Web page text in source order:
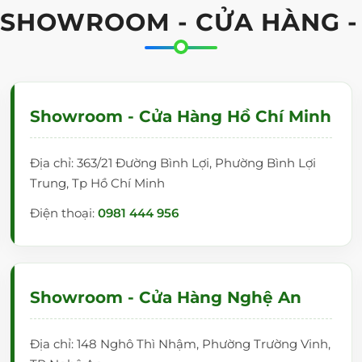
TƯỜNG CỬA KÍNH LÙA TẠI BANGTOT.VN?
sách vô cùng ưu đãi:
qua các khâu trước khi xuất hàng.
TP.HCM nên rất thuận cho khách hàng khi mua hàng
thời gian chờ đợi.
ra bất cứ lỗi kỹ thuật nào từ phía nhà sản xuất.
bảng ghim tài liệu, bảng thông báo, bảng flipchart hội
- CỬA HÀNG
Showroom - Cửa Hàng Hồ Chí Minh
Địa chỉ: 363/21 Đường Bình Lợi, Phường Bình Lợi
Trung, Tp Hồ Chí Minh
Điện thoại: 0981 444 956
Showroom - Cửa Hàng Nghệ An
Địa chỉ: 148 Nghô Thì Nhậm, Phường Trường Vinh,